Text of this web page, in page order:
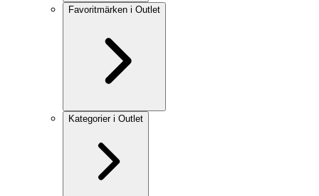
Favoritmärken i Outlet
Kategorier i Outlet